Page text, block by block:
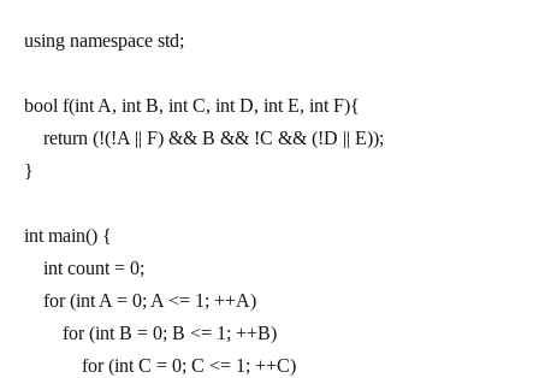
using namespace std;
bool f(int A, int B, int C, int D, int E, int F){
    return (!(!A || F) && B && !C && (!D || E));
}
int main() {
    int count = 0;
    for (int A = 0; A <= 1; ++A)
        for (int B = 0; B <= 1; ++B)
            for (int C = 0; C <= 1; ++C)